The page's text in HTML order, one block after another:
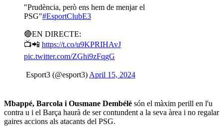
"Prudència, però ens hem de menjar el
PSG"#EsportClubE3
🔴EN DIRECTE:
📺📲 https://t.co/u9KPRIHAvJ
pic.twitter.com/ZGhi9zFqgG
 Esport3 (@esport3) April 15, 2024
Mbappé, Barcola i Ousmane Dembélé són el màxim perill en l'u
contra u i el Barça haurà de ser contundent a la seva àrea i no regalar
gaires accions als atacants del PSG.